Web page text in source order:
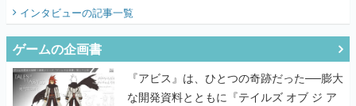
インタビューの記事一覧
ゲームの企画書
『アビス』は、ひとつの奇跡だった──膨大
な開発資料とともに『テイルズ オブ ジ ア